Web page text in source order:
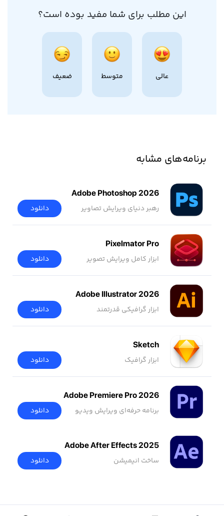
این مطلب برای شما مفید بوده است؟
عالی متوسط ضعیف
برنامه‌های مشابه
Adobe Photoshop 2026
رهبر دنیای ویرایش تصاویر دانلود
Pixelmator Pro
ابزار کامل ویرایش تصویر دانلود
Adobe Illustrator 2026
ابزار گرافیکی قدرتمند دانلود
Sketch
ابزار گرافیک دانلود
Adobe Premiere Pro 2026
برنامه حرفه‌ای ویرایش ویدیو دانلود
Adobe After Effects 2025
ساخت انیمیشن دانلود